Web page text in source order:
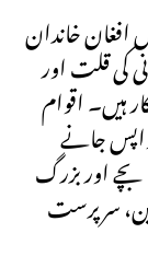
افغان خاندان
کی قلت اور
ہیں۔ اقوام
واپس جانے
بچے اور بزرگ
سرپرست